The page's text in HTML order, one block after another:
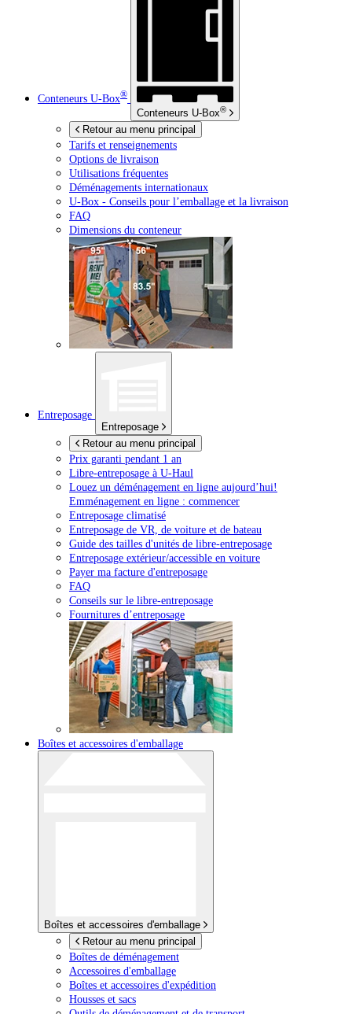
Conteneurs U-Box®
Conteneurs U-Box®
Retour au menu principal
Tarifs et renseignements
Options de livraison
Utilisations fréquentes
Déménagements internationaux
U-Box - Conseils pour l’emballage et la livraison
FAQ
Dimensions du conteneur
Entreposage
Entreposage
Retour au menu principal
Prix garanti pendant 1 an
Libre-entreposage à U-Haul
Louez un déménagement en ligne aujourd’hui!
Emménagement en ligne : commencer
Entreposage climatisé
Entreposage de VR, de voiture et de bateau
Guide des tailles d'unités de libre-entreposage
Entreposage extérieur/accessible en voiture
Payer ma facture d'entreposage
FAQ
Conseils sur le libre-entreposage
Fournitures d’entreposage
Boîtes et accessoires d'emballage
Boîtes et accessoires d'emballage
Retour au menu principal
Boîtes de déménagement
Accessoires d'emballage
Boîtes et accessoires d'expédition
Housses et sacs